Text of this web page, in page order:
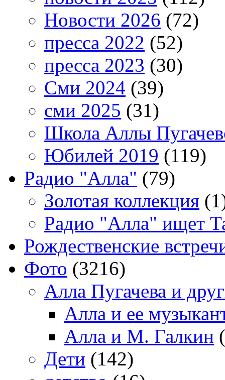
Новости 2026 (72)
пресса 2022 (52)
пресса 2023 (30)
Сми 2024 (39)
сми 2025 (31)
Школа Аллы
Юбилей 2019 (119)
Радио "Алла" (79)
Золотая коллекция
Радио "Алла" ищет
Рождественские
Фото (3216)
Алла Пугачева и
Алла и ее
Алла и М. Галкин
Дети (142)